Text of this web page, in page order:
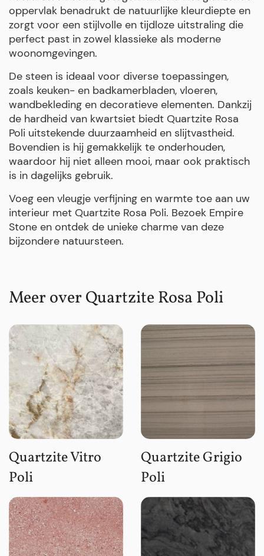
oppervlak benadrukt de natuurlijke kleurdiepte en
zorgt voor een stijlvolle en tijdloze uitstraling die
perfect past in zowel klassieke als moderne
woonomgevingen.
De steen is ideaal voor diverse toepassingen,
zoals keuken- en badkamerbladen, vloeren,
wandbekleding en decoratieve elementen. Dankzij
de hardheid van kwartsiet biedt Quartzite Rosa
Poli uitstekende duurzaamheid en slijtvastheid.
Bovendien is hij gemakkelijk te onderhouden,
waardoor hij niet alleen mooi, maar ook praktisch
is in dagelijks gebruik.
Voeg een vleugje verfijning en warmte toe aan uw
interieur met Quartzite Rosa Poli. Bezoek Empire
Stone en ontdek de unieke charme van deze
bijzondere natuursteen.
Meer over Quartzite Rosa Poli
Quartzite Vitro
Poli
Quartzite Grigio
Poli